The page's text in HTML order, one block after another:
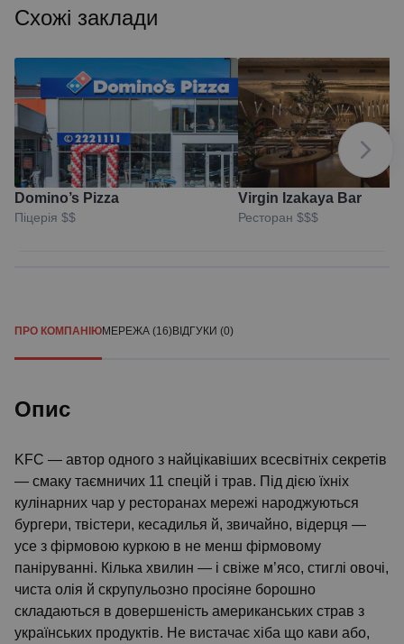
Схожі заклади
Domino’s Pizza
Піцерія $$
Virgin Izakaya Bar
Ресторан $$$
ПРО КОМПАНІЮМЕРЕЖА (16)ВІДГУКИ (0)
Опис
KFC — автор одного з найцікавіших всесвітніх секретів
— смаку таємничих 11 спецій і трав. Під дією їхніх
кулінарних чар у ресторанах мережі народжуються
бургери, твістери, кесадилья й, звичайно, відерця —
усе з фірмовою куркою в не менш фірмовому
паніруванні. Кілька хвилин — і свіже м’ясо, стиглі овочі,
чиста олія й скрупульозно просіяне борошно
складаються в довершеність американських страв з
українських продуктів. Не вистачає хіба що кави або,